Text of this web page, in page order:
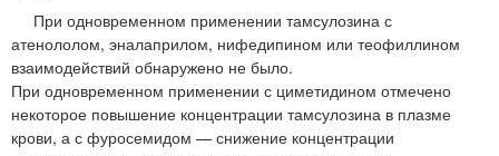
При одновременном применении тамсулозина с
атенололом, эналаприлом, нифедипином или теофиллином
взаимодействий обнаружено не было.
При одновременном применении с циметидином отмечено
некоторое повышение концентрации тамсулозина в плазме
крови, а с фуросемидом — снижение концентрации